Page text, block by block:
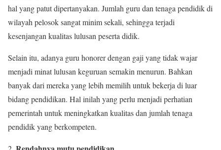
hal yang patut dipertanyakan. Jumlah guru dan tenaga pendidik di
wilayah pelosok sangat minim sekali, sehingga terjadi
kesenjangan kualitas lulusan peserta didik.
Selain itu, adanya guru honorer dengan gaji yang tidak wajar
menjadi minat lulusan keguruan semakin menurun. Bahkan
banyak dari mereka yang lebih memilih untuk bekerja di luar
bidang pendidikan. Hal inilah yang perlu menjadi perhatian
pemerintah untuk meningkatkan kualitas dan jumlah tenaga
pendidik yang berkompeten.